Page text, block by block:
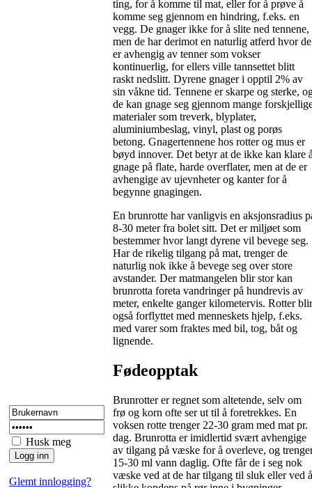
Husk meg
Glemt innlogging?
ting, for å komme til mat, eller for å prøve å
komme seg gjennom en hindring, f.eks. en
vegg. De gnager ikke for å slite ned tennene,
men de har derimot en naturlig atferd hvor de
er avhengig av tenner som vokser
kontinuerlig, for ellers ville tannsettet blitt
raskt nedslitt. Dyrene gnager i opptil 2% av
sin våkne tid. Tennene er skarpe og sterke,
de kan gnage seg gjennom mange
materialer som treverk, blyplater,
aluminiumbeslag, vinyl, plast og porøs
betong. Gnagertennene hos rotter og mus er
bøyd innover. Det betyr at de ikke kan klare
gnage på flate, harde overflater, men at de er
avhengige av ujevnheter og kanter for å
begynne gnagingen.
En brunrotte har vanligvis en aksjonsradius
8-30 meter fra bolet sitt. Det er miljøet som
bestemmer hvor langt dyrene vil bevege seg.
Har de rikelig tilgang på mat, trenger de
naturlig nok ikke å bevege seg over store
avstander. Der matmangelen blir stor kan
brunrotta foreta vandringer på hundrevis av
meter, enkelte ganger kilometervis. Rotter blir
også forflyttet med menneskets hjelp, f.eks.
med varer som fraktes med bil, tog, båt og
lignende.
Fødeopptak
Brunrotter er regnet som altetende, selv om
frø og korn ofte ser ut til å foretrekkes. En
voksen rotte trenger 22-30 gram med mat pr.
dag. Brunrotta er imidlertid svært avhengige
av tilgang på væske for å overleve, og
15-30 ml vann daglig. Ofte får de i seg nok
væske ved at de har tilgang til sluk eller ved å